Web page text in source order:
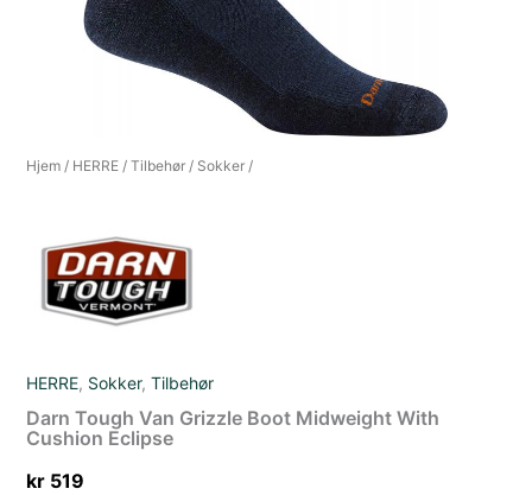
Hjem / HERRE /Tilbehør / Sokker /
HERRE, Sokker,Tilbehør
Darn Tough Van Grizzle Boot Midweight With
Cushion Eclipse
kr 519